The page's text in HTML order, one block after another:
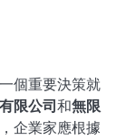
個重要決策就
有限公司 和無限
企業家應根據